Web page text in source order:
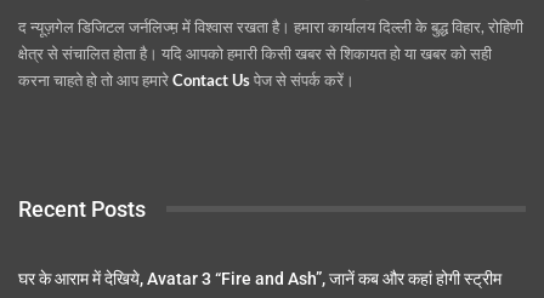
द न्यूज़गेल डिजिटल जर्नलिज्म़ में विश्वास रखता है। हमारा कार्यालय दिल्ली के बुद्ध विहार, रोहिणी
क्षेत्र से संचालित होता है। यदि आपको हमारी किसी खबर से शिकायत हो या खबर को सही
करना चाहते हो तो आप हमारेContact Usपेज से संपर्क करें।
Recent Posts
घर के आराम में देखिये, Avatar 3 “Fire and Ash”, जानें कब और कहां होगी स्ट्रीम